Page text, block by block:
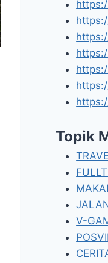
Topik
V-